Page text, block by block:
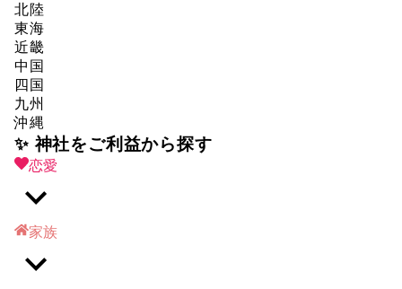
北陸
東海
近畿
中国
四国
九州
沖縄
✨ 神社をご利益から探す
恋愛
家族